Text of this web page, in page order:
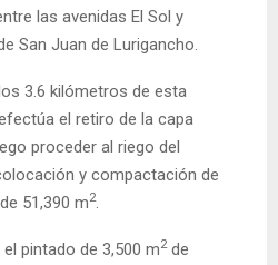
las avenidas El Sol y
San Juan de Lurigancho.
3.6 kilómetros de esta
el retiro de la capa
proceder al riego del
y compactación de
51,390 m2.
pintado de 3,500 m2de